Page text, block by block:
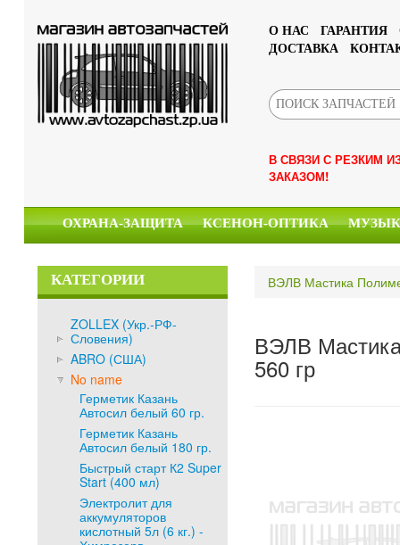
О НАС ГАРАНТИЯ
ДОСТАВКА
В СВЯЗИ С РЕЗКИМ
ЗАКАЗОМ!
ОХРАНА-ЗАЩИТА КСЕНОН-ОПТИКА
КАТЕГОРИИ
ZOLLEX (Укр.-РФ-
Словения)
ABRO (США)
No name
Герметик Казань
Автосил белый 60 гр.
Герметик Казань
Автосил белый 180 гр.
Быстрый старт К2 Super
Start (400 мл)
Электролит для
аккумуляторов
кислотный 5л (6 кг.) -
ВЭЛВ Мастика
ВЭЛВ
560 гр